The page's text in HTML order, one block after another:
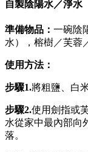
自製陰陽水／淨水
準備物品： 一碗陰
水），榕樹／芙蓉
使用方法：
步驟1.將粗鹽、白
步驟2.使用劍指或
水從家中最內部向
落。